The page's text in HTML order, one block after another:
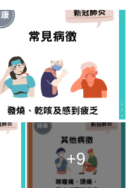
+9